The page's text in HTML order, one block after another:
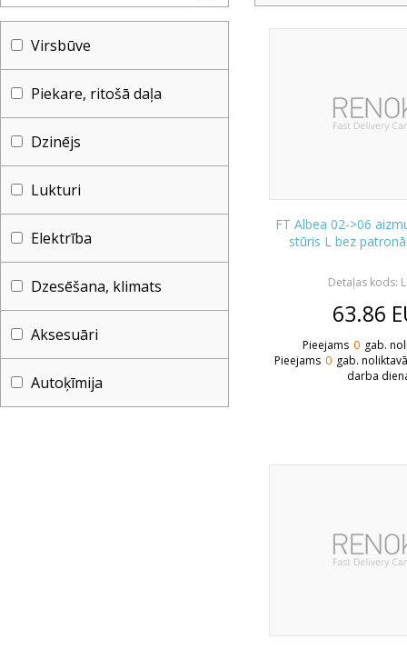
Virsbūve
Piekare, ritošā daļa
Dzinējs
Lukturi
Elektrība
Dzesēšana, klimats
Aksesuāri
Autoķīmija
FT Albea 02->06
stūris L bez
Detaļas kods:
63.86
Pieejams 0 gab.
Pieejams 0 gab.
darba